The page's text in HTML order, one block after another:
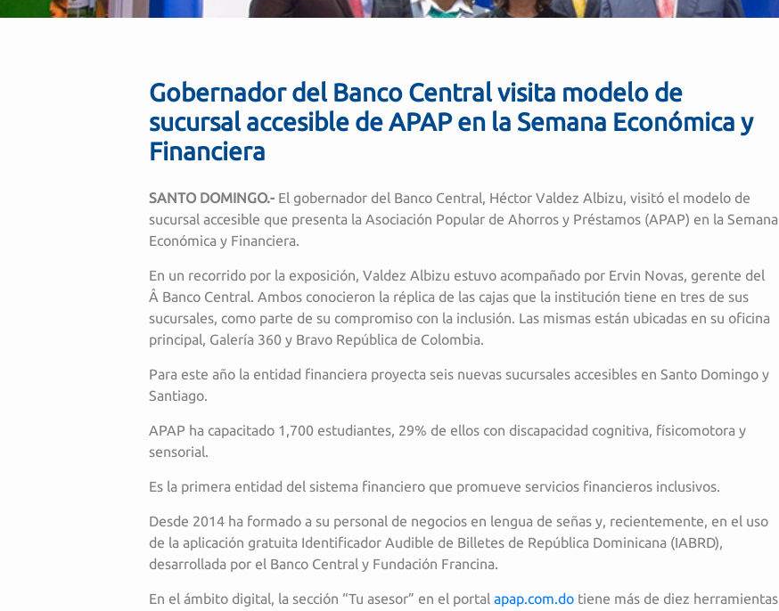
Gobernador del Banco Central visita modelo de
sucursal accesible de APAP en la Semana Económica y
Financiera
SANTO DOMINGO.- El gobernador del Banco Central, Héctor Valdez Albizu, visitó el modelo de
sucursal accesible que presenta la Asociación Popular de Ahorros y Préstamos (APAP) en la Semana
Económica y Financiera.
En un recorrido por la exposición, Valdez Albizu estuvo acompañado por Ervin Novas, gerente del
Â Banco Central. Ambos conocieron la réplica de las cajas que la institución tiene en tres de sus
sucursales, como parte de su compromiso con la inclusión. Las mismas están ubicadas en su oficina
principal, Galería 360 y Bravo República de Colombia.
Para este año la entidad financiera proyecta seis nuevas sucursales accesibles en Santo Domingo y
Santiago.
APAP ha capacitado 1,700 estudiantes, 29% de ellos con discapacidad cognitiva, físicomotora y
sensorial.
Es la primera entidad del sistema financiero que promueve servicios financieros inclusivos.
Desde 2014 ha formado a su personal de negocios en lengua de señas y, recientemente, en el uso
de la aplicación gratuita Identificador Audible de Billetes de República Dominicana (IABRD),
desarrollada por el Banco Central y Fundación Francina.
En el ámbito digital, la sección “Tu asesor” en el portal apap.com.do tiene más de diez herramientas